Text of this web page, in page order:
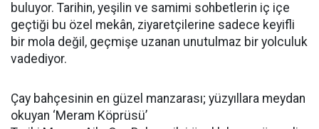
buluyor. Tarihin, yeşilin ve samimi sohbetlerin iç içe
geçtiği bu özel mekân, ziyaretçilerine sadece keyifli
bir mola değil, geçmişe uzanan unutulmaz bir yolculuk
vadediyor.
Çay bahçesinin en güzel manzarası; yüzyıllara meydan
okuyan ‘Meram Köprüsü’